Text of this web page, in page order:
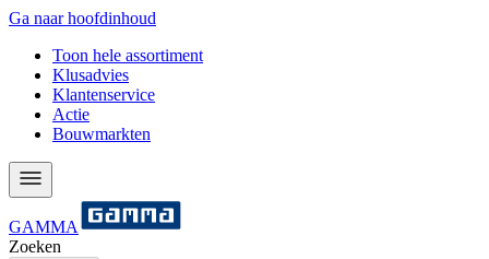
Ga naar hoofdinhoud
Toon hele assortiment
Klusadvies
Klantenservice
Actie
Bouwmarkten
GAMMA
Zoeken